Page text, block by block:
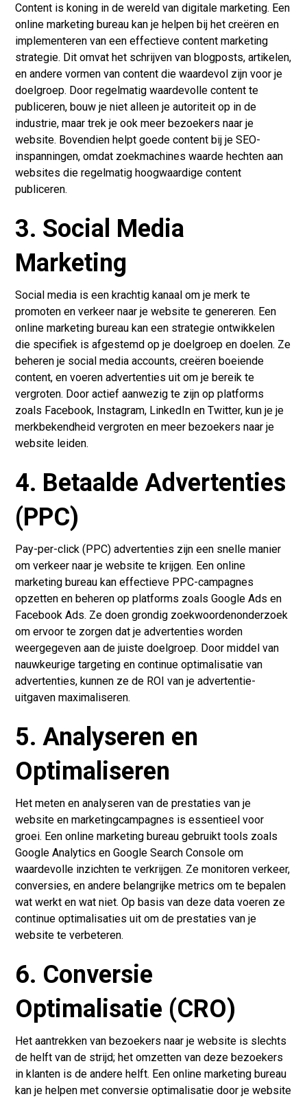
Content is koning in de wereld van digitale marketing. Een
online marketing bureau kan je helpen bij het creëren en
implementeren van een effectieve content marketing
strategie. Dit omvat het schrijven van blogposts, artikelen,
en andere vormen van content die waardevol zijn voor je
doelgroep. Door regelmatig waardevolle content te
publiceren, bouw je niet alleen je autoriteit op in de
industrie, maar trek je ook meer bezoekers naar je
website. Bovendien helpt goede content bij je SEO-
inspanningen, omdat zoekmachines waarde hechten aan
websites die regelmatig hoogwaardige content
publiceren.
3. Social Media
Marketing
Social media is een krachtig kanaal om je merk te
promoten en verkeer naar je website te genereren. Een
online marketing bureau kan een strategie ontwikkelen
die specifiek is afgestemd op je doelgroep en doelen. Ze
beheren je social media accounts, creëren boeiende
content, en voeren advertenties uit om je bereik te
vergroten. Door actief aanwezig te zijn op platforms
zoals Facebook, Instagram, LinkedIn en Twitter, kun je je
merkbekendheid vergroten en meer bezoekers naar je
website leiden.
4. Betaalde Advertenties
(PPC)
Pay-per-click (PPC) advertenties zijn een snelle manier
om verkeer naar je website te krijgen. Een online
marketing bureau kan effectieve PPC-campagnes
opzetten en beheren op platforms zoals Google Ads en
Facebook Ads. Ze doen grondig zoekwoordenonderzoek
om ervoor te zorgen dat je advertenties worden
weergegeven aan de juiste doelgroep. Door middel van
nauwkeurige targeting en continue optimalisatie van
advertenties, kunnen ze de ROI van je advertentie-
uitgaven maximaliseren.
5. Analyseren en
Optimaliseren
Het meten en analyseren van de prestaties van je
website en marketingcampagnes is essentieel voor
groei. Een online marketing bureau gebruikt tools zoals
Google Analytics en Google Search Console om
waardevolle inzichten te verkrijgen. Ze monitoren verkeer,
conversies, en andere belangrijke metrics om te bepalen
wat werkt en wat niet. Op basis van deze data voeren ze
continue optimalisaties uit om de prestaties van je
website te verbeteren.
6. Conversie
Optimalisatie (CRO)
Het aantrekken van bezoekers naar je website is slechts
de helft van de strijd; het omzetten van deze bezoekers
in klanten is de andere helft. Een online marketing bureau
kan je helpen met conversie optimalisatie door je website